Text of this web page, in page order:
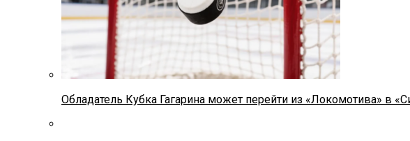
Обладатель Кубка Гагарина может перейти из «Локомотива» в